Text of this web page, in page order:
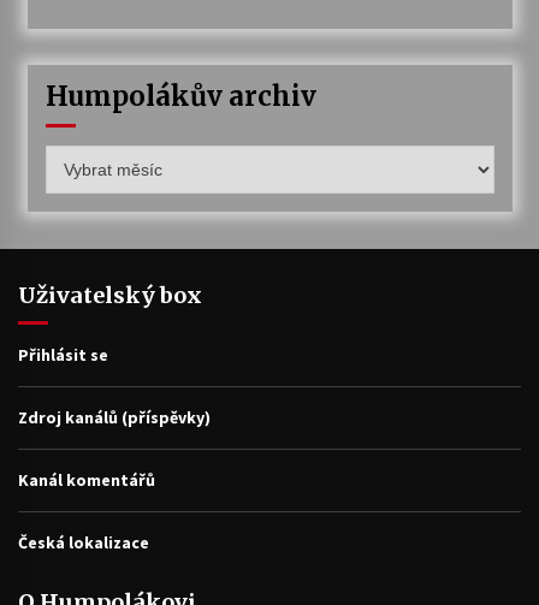
Humpolákův archiv
archiv
Uživatelský box
Přihlásit se
Zdroj kanálů (příspěvky)
Kanál komentářů
Česká lokalizace